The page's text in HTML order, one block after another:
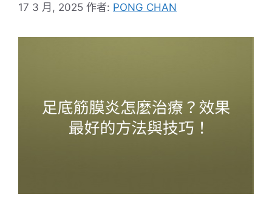
17 3 月, 2025 作者: PONG CHAN